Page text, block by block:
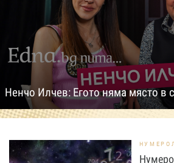
Ненчо Илчев: Егото няма място в